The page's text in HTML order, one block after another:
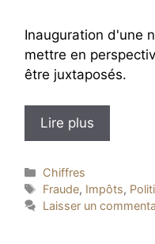
Inauguration d'une
mettre en
être juxtaposés.
Lire plus
Catégories
Chiffres
Étiquettes
Fraude, Impôts,
Laisser un